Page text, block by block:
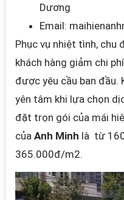
Dương
Email:
Phục vụ nhiệt tình, chu
khách hàng giảm chi
được yêu cầu ban đầu.
yên tâm khi lựa chọn
đặt trọn gói của mái
của Anh Minh là từ
365.000đ/m2.